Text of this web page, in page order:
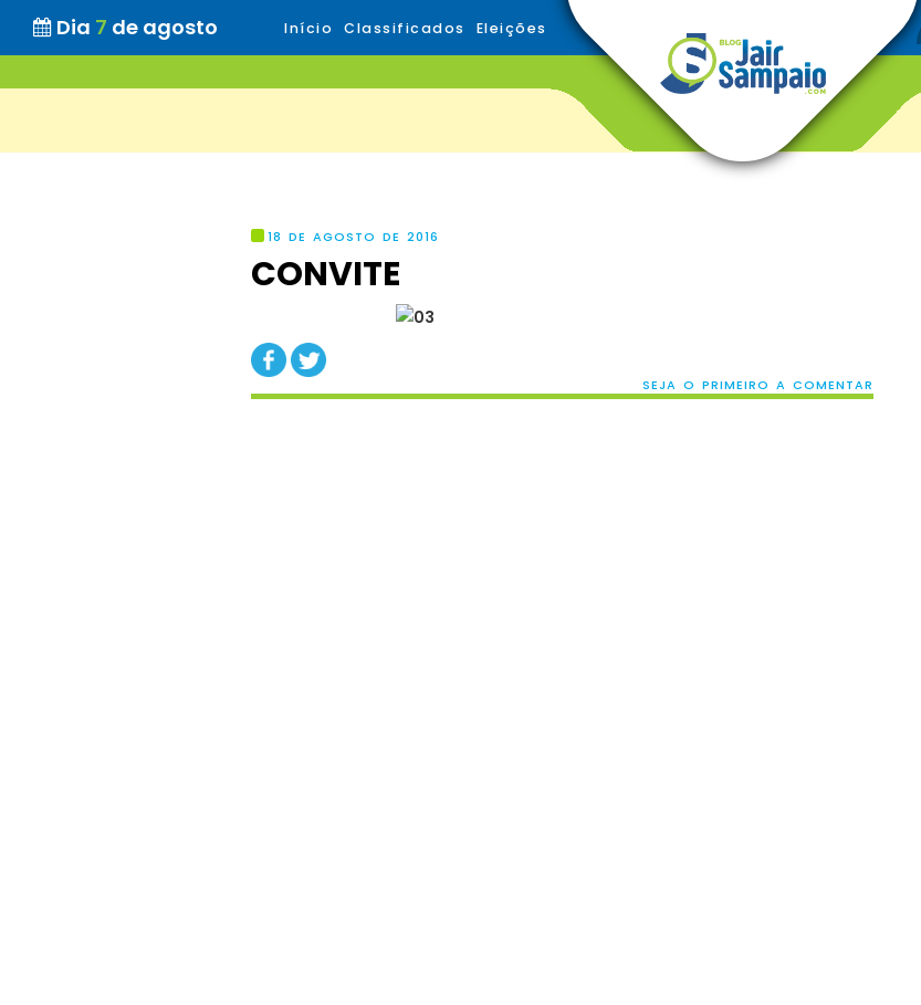
Dia 7 de agosto Início Classificados Eleições
18 DE AGOSTO DE 2016
CONVITE
SEJA O PRIMEIRO A COMENTAR